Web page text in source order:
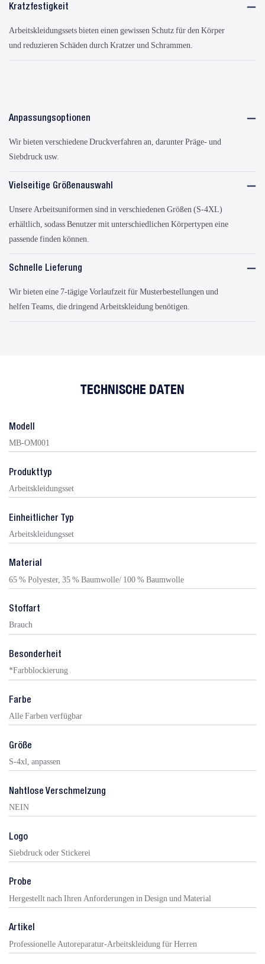
Kratzfestigkeit
Arbeitskleidungssets bieten einen gewissen Schutz für den Körper
und reduzieren Schäden durch Kratzer und Schrammen.
Anpassungsoptionen
Wir bieten verschiedene Druckverfahren an, darunter Präge- und
Siebdruck usw.
Vielseitige Größenauswahl
Unsere Arbeitsuniformen sind in verschiedenen Größen (S-4XL)
erhältlich, sodass Benutzer mit unterschiedlichen Körpertypen eine
passende finden können.
Schnelle Lieferung
Wir bieten eine 7-tägige Vorlaufzeit für Musterbestellungen und
helfen Teams, die dringend Arbeitskleidung benötigen.
TECHNISCHE DATEN
Modell
MB-OM001
Produkttyp
Arbeitskleidungsset
Einheitlicher Typ
Arbeitskleidungsset
Material
65 % Polyester, 35 % Baumwolle/ 100 % Baumwolle
Stoffart
Brauch
Besonderheit
*Farbblockierung
Farbe
Alle Farben verfügbar
Größe
S-4xl, anpassen
Nahtlose Verschmelzung
NEIN
Logo
Siebdruck oder Stickerei
Probe
Hergestellt nach Ihren Anforderungen in Design und Material
Artikel
Professionelle Autoreparatur-Arbeitskleidung für Herren